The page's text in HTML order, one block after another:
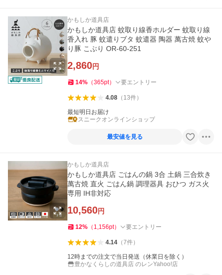
かもしか道具店
かもしか道具店 蚊取り線香ホルダー 蚊取り線
香入れ 豚 蚊遣りブタ 蚊遣器 陶器 萬古焼 蚊や
り豚 こぶり OR-60-251
2,860円
14% （365pt） 要エントリー
4.08（ 13件）
最短明日お届け
スニークオンラインショップ
最安値を見る
かもしか道具店
かもしか道具店 ごはんの鍋 3合 土鍋 三合炊き
萬古焼 直火 ごはん鍋 調理器具 おひつ ガス火
専用 IH非対応
10,560円
12% （ 1,156pt） 要エントリー
4.14（7件）
12時までの注文で当日発送（休業日を除く）
豊かなくらしの道具店 のレンYahoo!店